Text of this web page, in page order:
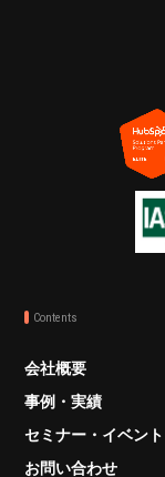
Contents
会社概要
事例・実績
セミナー・イベント
お問い合わせ